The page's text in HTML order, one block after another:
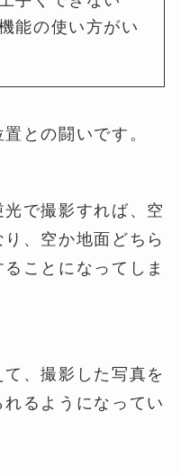
能の使い方がい
との闘いです。
で撮影すれば、空
、空か地面どちら
ことになってしま
、撮影した写真を
るようになってい